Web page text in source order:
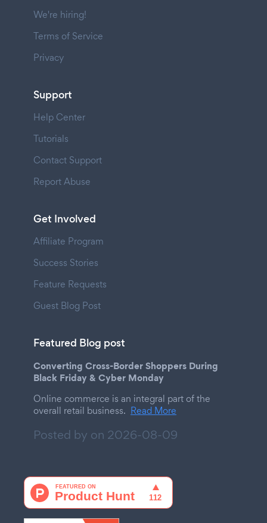
We're hiring!
Terms of Service
Privacy
Support
Help Center
Tutorials
Contact Support
Report Abuse
Get Involved
Affiliate Program
Success Stories
Feature Requests
Guest Blog Post
Featured Blog post
Converting Cross-Border Shoppers During
Black Friday & Cyber Monday
Online commerce is an integral part of the
overall retail business. Read More
Posted by on 2026-08-09